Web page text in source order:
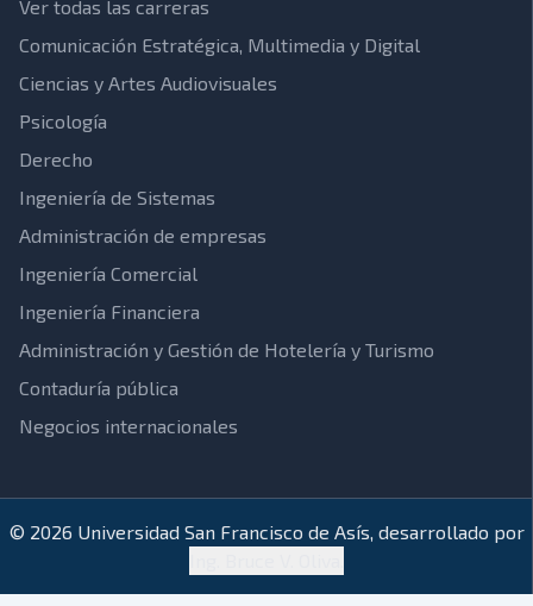
Ver todas las carreras
Comunicación Estratégica, Multimedia y Digital
Ciencias y Artes Audiovisuales
Psicología
Derecho
Ingeniería de Sistemas
Administración de empresas
Ingeniería Comercial
Ingeniería Financiera
Administración y Gestión de Hotelería y Turismo
Contaduría pública
Negocios internacionales
© 2026 Universidad San Francisco de Asís, desarrollado por